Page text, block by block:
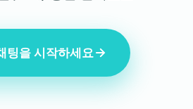
팅을 시작하세요